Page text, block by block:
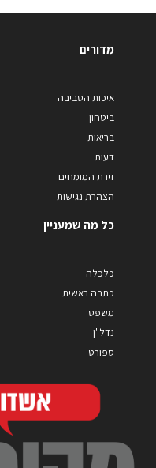
מדורים
איכות הסביבה
ביטחון
בריאות
דעות
זירת המומחים
הצהרת נגישות
כל מה שמעניין
כלכלה
כתבה ראשית
משפטי
נדל"ן
ספורט